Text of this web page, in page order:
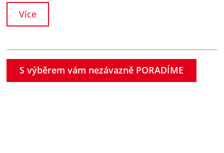
Více
S výběrem vám nezávazně PORADÍME